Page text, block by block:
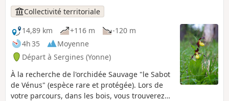
Collectivité territoriale
14,89 km
+116 m
-120 m
4h 35
Moyenne
Départ à Sergines (Yonne)
À la recherche de l'orchidée Sauvage "le Sabot
de Vénus" (espèce rare et protégée). Lors de
votre parcours, dans les bois, vous trouverez